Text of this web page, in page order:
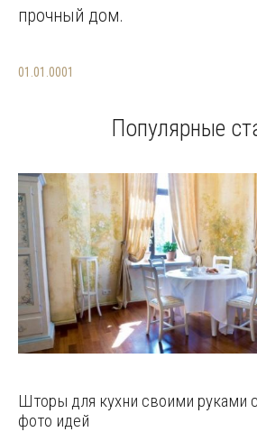
прочный дом.
01.01.0001
Популярные
Шторы для кухни своими руками
фото идей